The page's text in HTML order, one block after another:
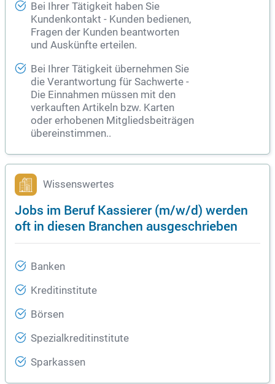
Bei Ihrer Tätigkeit haben Sie
Kundenkontakt - Kunden bedienen,
Fragen der Kunden beantworten
und Auskünfte erteilen.
Bei Ihrer Tätigkeit übernehmen Sie
die Verantwortung für Sachwerte -
Die Einnahmen müssen mit den
verkauften Artikeln bzw. Karten
oder erhobenen Mitgliedsbeiträgen
übereinstimmen..
Wissenswertes
Jobs im Beruf Kassierer (m/w/d) werden
oft in diesen Branchen ausgeschrieben
Banken
Kreditinstitute
Börsen
Spezialkreditinstitute
Sparkassen